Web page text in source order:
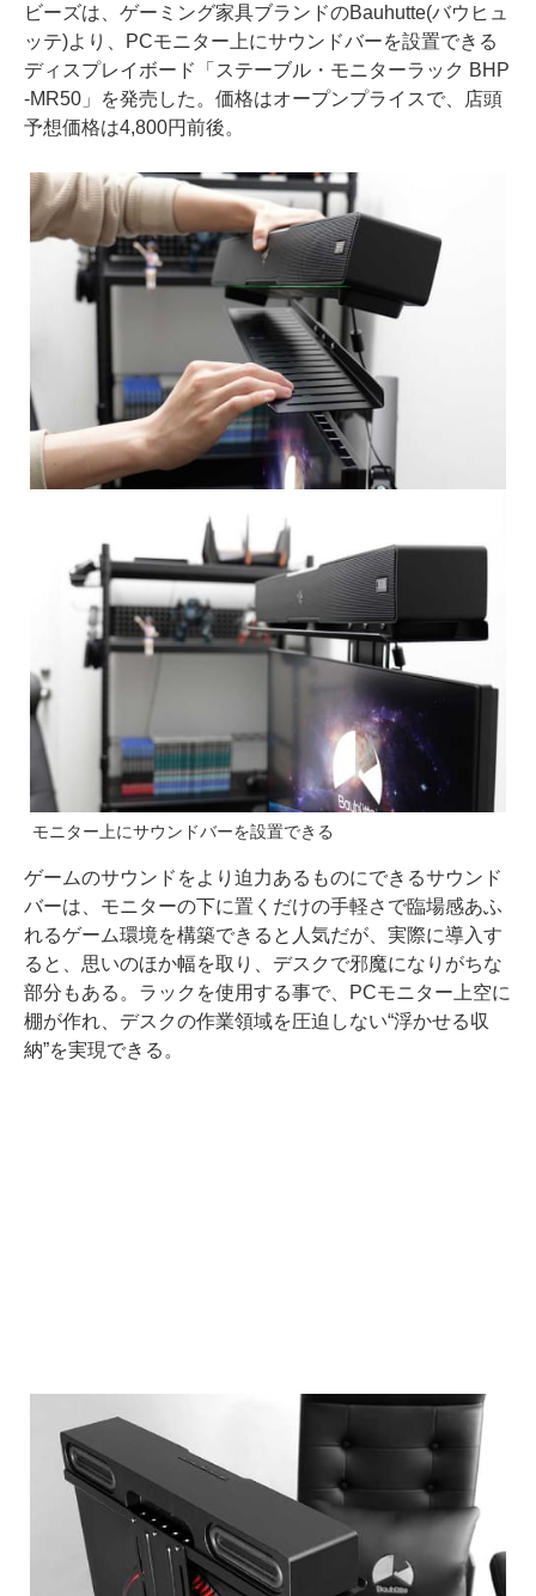
ビーズは、ゲーミング家具ブランドのBauhutte(バウヒュ
ッテ)より、PCモニター上にサウンドバーを設置できる
ディスプレイボード「ステーブル・モニターラック BHP
-MR50」を発売した。価格はオープンプライスで、店頭
予想価格は4,800円前後。
モニター上にサウンドバーを設置できる
ゲームのサウンドをより迫力あるものにできるサウンド
バーは、モニターの下に置くだけの手軽さで臨場感あふ
れるゲーム環境を構築できると人気だが、実際に導入す
ると、思いのほか幅を取り、デスクで邪魔になりがちな
部分もある。ラックを使用する事で、PCモニター上空に
棚が作れ、デスクの作業領域を圧迫しない“浮かせる収
納”を実現できる。